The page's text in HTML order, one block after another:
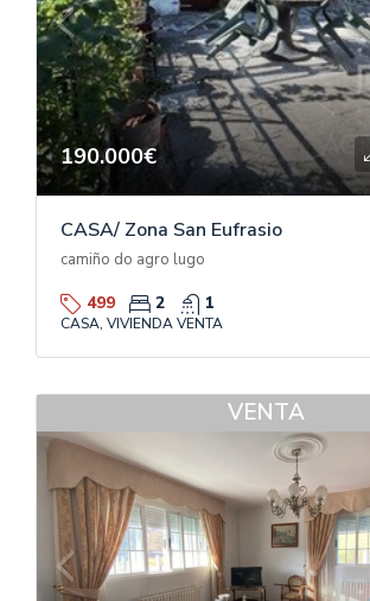
190.000€
CASA/ Zona San Eufrasio
camiño do agro lugo
499 2 1
CASA, VIVIENDA VENTA
VENTA